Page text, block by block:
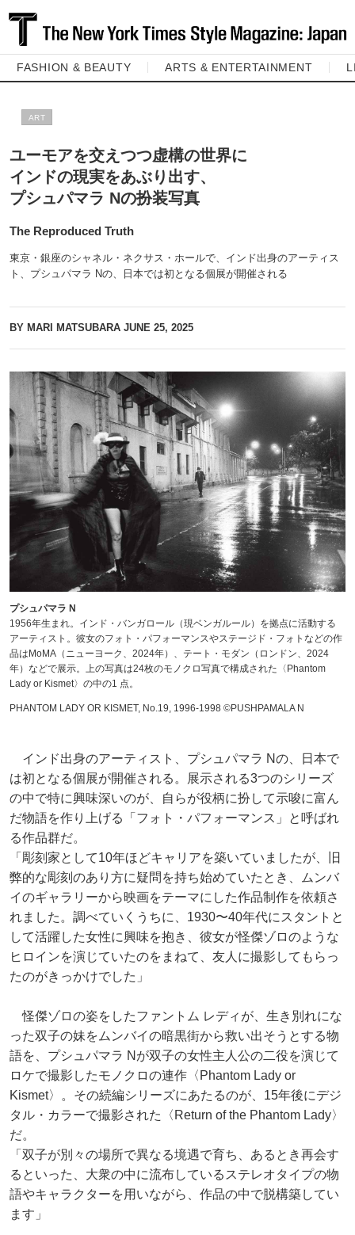
FASHION & BEAUTY ARTS & ENTERTAINMENT
ART
ユーモアを交えつつ虚構の世界に
インドの現実をあぶり出す、
プシュパマラ Nの扮装写真
The Reproduced Truth
東京・銀座のシャネル・ネクサス・ホールで、インド出身のアーティス
ト、プシュパマラ Nの、日本では初となる個展が開催される
BY MARI MATSUBARA JUNE 25, 2025
プシュパマラ N
1956年生まれ。インド・バンガロール（現ベンガルール）を拠点に活動する
アーティスト。彼女のフォト・パフォーマンスやステージド・フォトなどの作
品はMoMA（ニューヨーク、2024年）、テート・モダン（ロンドン、2024
年）などで展示。上の写真は24枚のモノクロ写真で構成された〈Phantom
Lady or Kismet〉の中の1 点。
PHANTOM LADY OR KISMET, No.19, 1996-1998 ©PUSHPAMALA N
インド出身のアーティスト、プシュパマラ Nの、日本で
は初となる個展が開催される。展示される3つのシリーズ
の中で特に興味深いのが、自らが役柄に扮して示唆に富ん
だ物語を作り上げる「フォト・パフォーマンス」と呼ばれ
る作品群だ。
「彫刻家として10年ほどキャリアを築いていましたが、旧
弊的な彫刻のあり方に疑問を持ち始めていたとき、ムンバ
イのギャラリーから映画をテーマにした作品制作を依頼さ
れました。調べていくうちに、1930〜40年代にスタントと
して活躍した女性に興味を抱き、彼女が怪傑ゾロのような
ヒロインを演じていたのをまねて、友人に撮影してもらっ
たのがきっかけでした」
怪傑ゾロの姿をしたファントム レディが、生き別れにな
った双子の妹をムンバイの暗黒街から救い出そうとする物
語を、プシュパマラ Nが双子の女性主人公の二役を演じて
ロケで撮影したモノクロの連作〈Phantom Lady or
Kismet〉。その続編シリーズにあたるのが、15年後にデジ
タル・カラーで撮影された〈Return of the Phantom Lady〉
だ。
「双子が別々の場所で異なる境遇で育ち、あるとき再会す
るといった、大衆の中に流布しているステレオタイプの物
語やキャラクターを用いながら、作品の中で脱構築してい
ます」